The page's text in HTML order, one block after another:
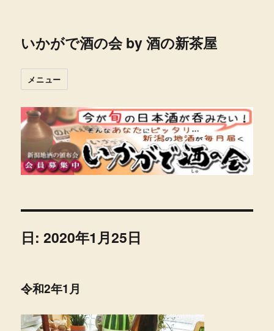
いかがで酒の会 by 酒の新茶屋
メニュー
日:2020年1月25日
令和2年1月